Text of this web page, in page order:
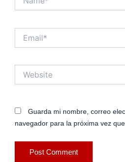
Guarda mi nombre, correo
navegador para la próxima vez